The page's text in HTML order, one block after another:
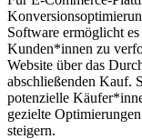
Software ermöglicht
Kunden*innen zu
Website über das
abschließenden Kauf.
potenzielle
gezielte
steigern.